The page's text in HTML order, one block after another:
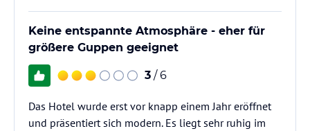
Keine entspannte Atmosphäre - eher für
größere Guppen geeignet
3 / 6
Das Hotel wurde erst vor knapp einem Jahr eröffnet
und präsentiert sich modern. Es liegt sehr ruhig im